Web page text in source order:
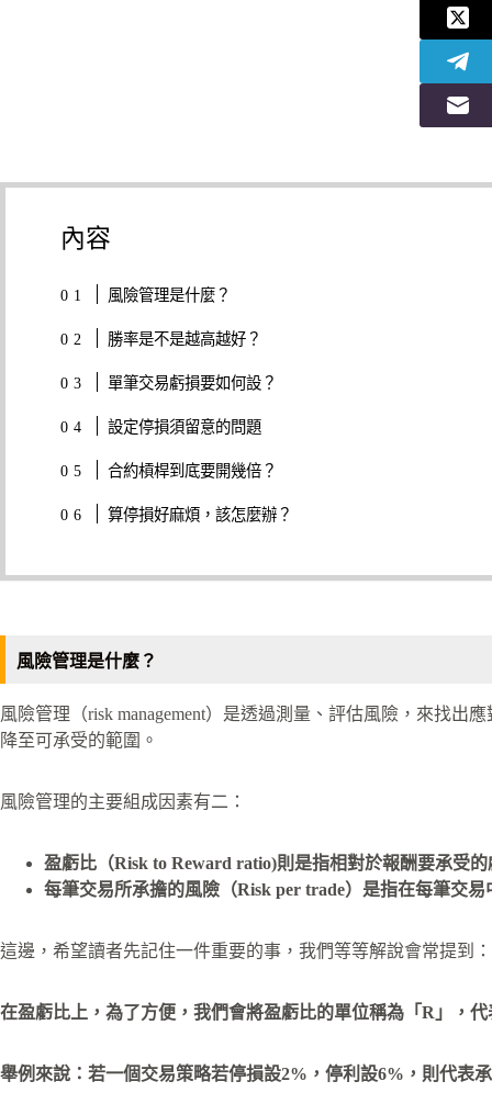
內容
風險管理是什麼？
勝率是不是越高越好？
單筆交易虧損要如何設？
設定停損須留意的問題
合約槓桿到底要開幾倍？
算停損好麻煩，該怎麼辦？
風險管理是什麼？
風險管理（risk management）是透過測量、評估風險，來找出
降至可承受的範圍。
風險管理的主要組成因素有二：
盈虧比（Risk to Reward ratio)則是指相對於報酬要承受
每筆交易所承擔的風險（Risk per trade）是指在每筆交
這邊，希望讀者先記住一件重要的事，我們等等解說會常提到：
在盈虧比上，為了方便，我們會將盈虧比的單位稱為「R」，
舉例來說：若一個交易策略若停損設2%，停利設6%，則代表